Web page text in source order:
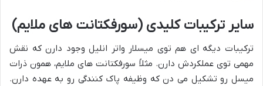
سایر ترکیبات کلیدی (سورفکتانت های ملایم)
ترکیبات دیگه ای هم توی میسلار واتر انلیل وجود دارن که نقش
مهمی توی عملکردش دارن. مثلاً سورفکتانت های ملایم، همون ذرات
میسل رو تشکیل می دن که وظیفه پاک کنندگی رو به عهده دارن.